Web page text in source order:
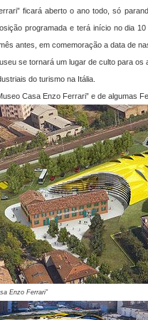
ficará aberto o ano todo, só
programada e terá início no dia
antes, em comemoração a data de
se tornará um lugar de culto para
do turismo na Itália.
Casa Enzo Ferrari” e de algumas
Enzo Ferrari”